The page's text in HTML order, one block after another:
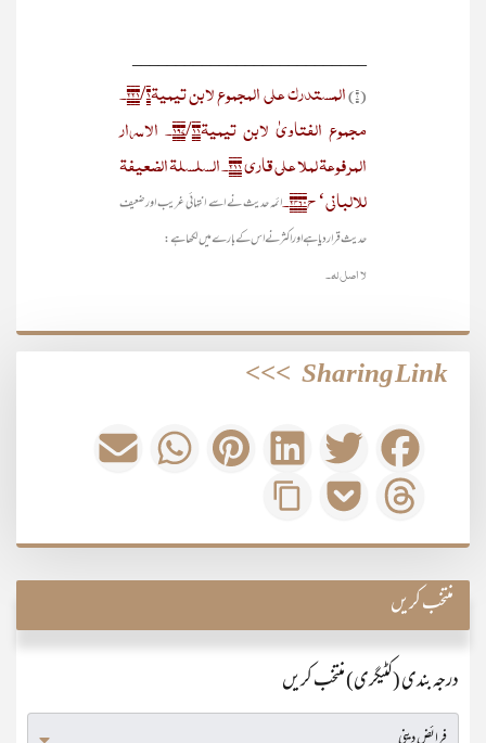
___________________________
(۱)
المستدرک علی المجموع لابن تیمیۃ۲۲۱/۱۔
مجموع الفتاویٰ لابن تیمیۃ۱۹۷/۱۱۔ الاسرار
المرفوعۃ لملا علی قاری ۲۱۱۔ السلسلۃ الضعیفۃ
للالبانی‘ ح۲۴۶۰۔
ائمہ حدیث نے اسے انتہائی غریب اور ضعیف
حدیث قرار دیا ہے اور اکثر نے اس کے بارے میں لکھا ہے :
لا اصل لہ۔
Sharing Link
>>>
منتخب کریں
درجہ بندی (کٹیگری) منتخب کریں